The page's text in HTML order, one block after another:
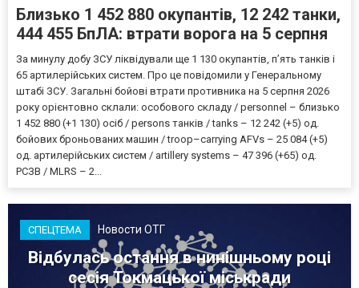
Близько 1 452 880 окупантів, 12 242 танки,
444 455 БпЛА: втрати ворога на 5 серпня
За минулу добу ЗСУ ліквідували ще 1 130 окупантів, пʼять танків і
65 артилерійських систем. Про це повідомили у Генеральному
штабі ЗСУ. Загальні бойові втрати противника на 5 серпня 2026
року орієнтовно склали: особового складу / personnel – близько
1 452 880 (+1 130) осіб / persons танків / tanks – 12 242 (+5) од.
бойових броньованих машин / troop–carrying AFVs – 25 084 (+5)
од. артилерійських систем / artillery systems – 47 396 (+65) од.
РСЗВ / MLRS – 2...
СПЕЦТЕМА Новости ОТГ
Відбулась остання в нинішньому році
сесія Токмацької міськради